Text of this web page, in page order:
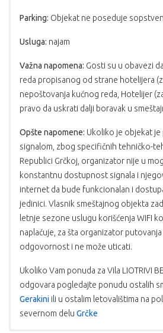
Parking: Objekat ne poseduje
Usluga: najam
Važna napomena: Gosti su u obavezi
reda propisanog od strane hotelijera
nepoštovanja kućnog reda, Hotelijer
pravo da uskrati dalji boravak u
Opšte napomene: Ukoliko je objekat je
signalom, zbog specifičnih tehničko-
Republici Grčkoj, organizator nije u
konstantnu dostupnost signala i
internet da bude funkcionalan i
jedinici. Vlasnik smeštajnog objekta
letnje sezone uslugu korišćenja WIFI
naplaćuje, za šta organizator
odgovornost i ne može uticati.
Ukoliko Vam ponuda za Vila LIOTRIVI
odgovara pogledajte ponudu ostalih
Gerakini ili u ostalim letovalištima na
severnom delu Grčke